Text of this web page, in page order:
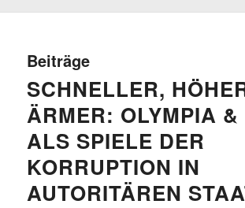
Beiträge
SCHNELLER,
ÄRMER: OLYMPIA &
ALS SPIELE DER
KORRUPTION IN
AUTORITÄREN